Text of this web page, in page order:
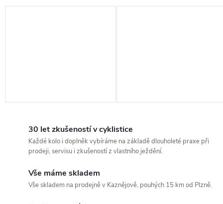
30 let zkušeností v cyklistice
Každé kolo i doplněk vybíráme na základě dlouholeté praxe při
prodeji, servisu i zkušeností z vlastního ježdění.
Vše máme skladem
Vše skladem na prodejně v Kaznějově, pouhých 15 km od Plzně.